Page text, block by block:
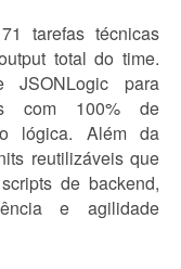
tarefas técnicas
total do time.
JSONLogic para
com 100% de
lógica. Além da
reutilizáveis que
de backend,
e agilidade